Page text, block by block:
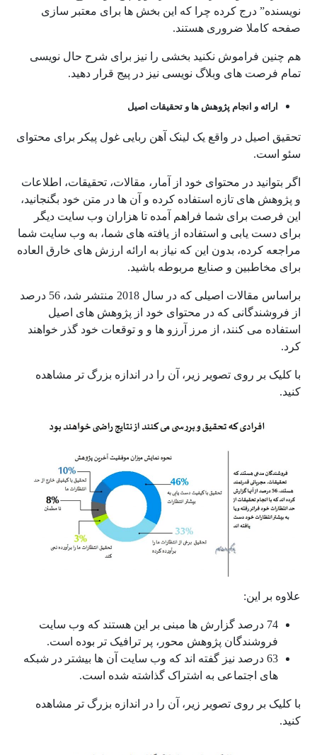
نویسنده” درج کرده چرا که این بخش ها برای معتبر سازی
صفحه کاملا ضروری هستند.
هم چنین فراموش نکنید بخشی را نیز برای شرح حال نویسی
تمام فرصت های وبلاگ نویسی نیز در پیج قرار دهید.
ارائه و انجام پژوهش ها و تحقیقات اصیل
تحقیق اصیل در واقع یک لینک آهن ربایی غول پیکر برای محتوای
سئو است.
اگر بتوانید در محتوای خود از آمار، مقالات، تحقیقات، اطلاعات
و پژوهش های تازه استفاده کرده و آن ها در متن خود بگنجانید،
این فرصت برای شما فراهم آمده تا هزاران وب سایت دیگر
برای دست یابی و استفاده از یافته های شما، به وب سایت شما
مراجعه کرده، بدون این که نیاز به ارائه ارزش های خارق العاده
برای مخاطبین و صنایع مربوطه باشید.
براساس مقالات اصیلی که در سال 2018 منتشر شد، 56 درصد
از فروشندگانی که در محتوای خود از پژوهش های اصیل
استفاده می کنند، از مرز آرزو ها و و توقعات خود گذر خواهند
کرد.
با کلیک بر روی تصویر زیر، آن را در اندازه بزرگ تر مشاهده
کنید.
علاوه بر این:
74 درصد گزارش ها مبنی بر این هستند که وب سایت
فروشندگان پژوهش محور، پر ترافیک تر بوده است.
63 درصد نیز گفته اند که وب سایت آن ها بیشتر در شبکه
های اجتماعی به اشتراک گذاشته شده است.
با کلیک بر روی تصویر زیر، آن را در اندازه بزرگ تر مشاهده
کنید.